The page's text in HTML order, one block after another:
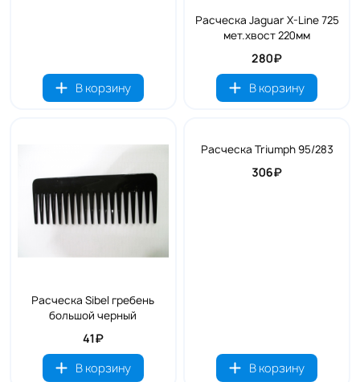
В корзину
Расческа Jaguar X-Line 725
мет.хвост 220мм
280₽
В корзину
Расческа Sibel гребень
большой черный
41₽
В корзину
Расческа Triumph 95/283
306₽
В корзину